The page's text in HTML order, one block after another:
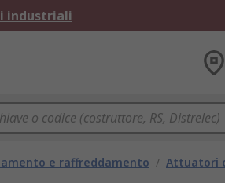
industriali
e raffreddamento / Attuatori